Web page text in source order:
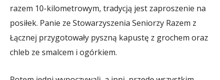
razem 10-kilometrowym, tradycją jest zaproszenie na
posiłek. Panie ze Stowarzyszenia Seniorzy Razem z
Łącznej przygotowały pyszną kapustę z grochem oraz
chleb ze smalcem i ogórkiem.